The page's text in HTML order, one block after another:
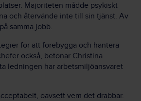
Majoriteten mådde psykiskt
och återvände inte till sin tjänst. Av
samma jobb.
för att förebygga och hantera
också, betonar Christina
ledningen har arbetsmiljöansvaret
oavsett vem det drabbar.